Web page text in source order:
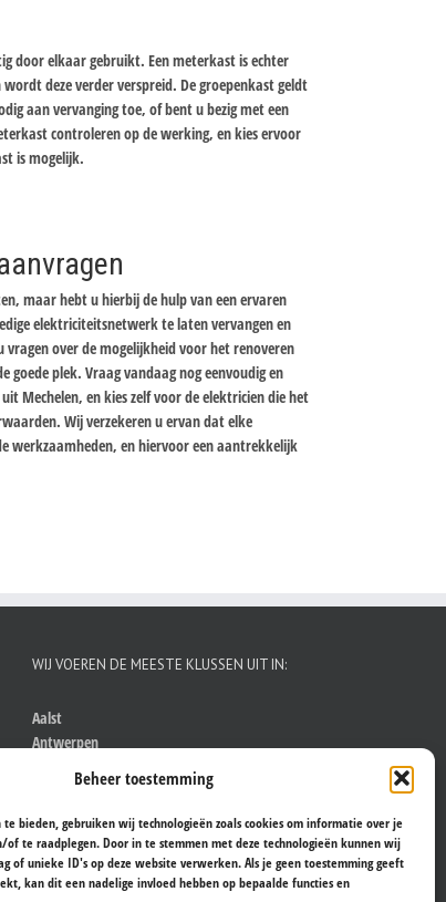
Beheer toestemming
te bieden, gebruiken wij technologieën zoals cookies om informatie over je
of te raadplegen. Door in te stemmen met deze technologieën kunnen wij
of unieke ID's op deze website verwerken. Als je geen toestemming geeft
kan dit een nadelige invloed hebben op bepaalde functies en
door elkaar gebruikt. Een meterkast is echter
deze verder verspreid. De groepenkast geldt
aan vervanging toe, of bent u bezig met een
controleren op de werking, en kies ervoor
is mogelijk.
maar hebt u hierbij de hulp van een ervaren
elektriciteitsnetwerk te laten vervangen en
over de mogelijkheid voor het renoveren
goede plek. Vraag vandaag nog eenvoudig en
Mechelen, en kies zelf voor de elektricien die het
Wij verzekeren u ervan dat elke
werkzaamheden, en hiervoor een aantrekkelijk
WIJ VOEREN DE MEESTE KLUSSEN UIT IN:
Aalst
Antwerpen
Gent
Hasselt
Kortrijk
Leuven